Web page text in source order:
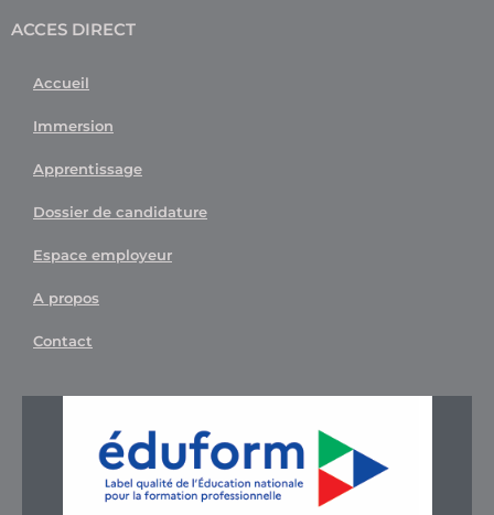
ACCES DIRECT
Accueil
Immersion
Apprentissage
Dossier de candidature
Espace employeur
A propos
Contact